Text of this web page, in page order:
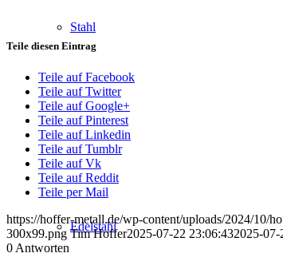
Stahl
Edelstahl
Teile diesen Eintrag
Teile auf Facebook
Teile auf Twitter
Teile auf Google+
Teile auf Pinterest
Teile auf Linkedin
Teile auf Tumblr
Teile auf Vk
Teile auf Reddit
Teile per Mail
https://hoffer-metall.de/wp-content/uploads/2024/10/
300x99.png Tim Hoffer2025-07-22 23:06:432025-
0 Antworten